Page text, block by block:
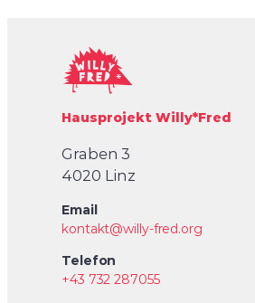
Hausprojekt Willy*Fred
Graben 3
4020 Linz
Email
kontakt@willy-fred.org
Telefon
+43 732 287055